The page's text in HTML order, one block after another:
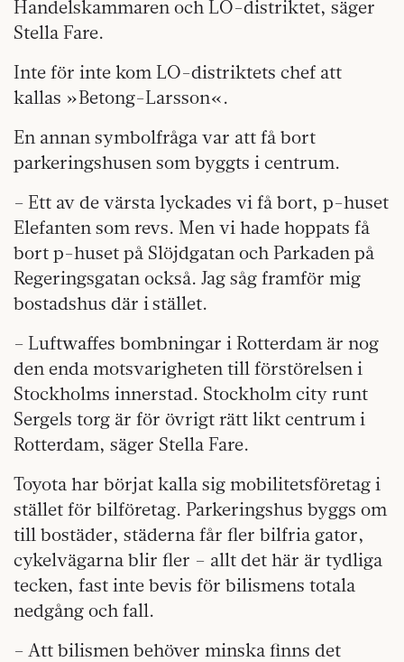
Handelskammaren och LO-distriktet, säger
Stella Fare.
Inte för inte kom LO-distriktets chef att
kallas »Betong-Larsson«.
En annan symbolfråga var att få bort
parkeringshusen som byggts i centrum.
– Ett av de värsta lyckades vi få bort, p-huset
Elefanten som revs. Men vi hade hoppats få
bort p-huset på Slöjdgatan och Parkaden på
Regeringsgatan också. Jag såg framför mig
bostadshus där i stället.
– Luftwaffes bombningar i Rotterdam är nog
den enda motsvarigheten till förstörelsen i
Stockholms innerstad. Stockholm city runt
Sergels torg är för övrigt rätt likt centrum i
Rotterdam, säger Stella Fare.
Toyota har börjat kalla sig mobilitetsföretag i
stället för bilföretag. Parkeringshus byggs om
till bostäder, städerna får fler bilfria gator,
cykelvägarna blir fler – allt det här är tydliga
tecken, fast inte bevis för bilismens totala
nedgång och fall.
– Att bilismen behöver minska finns det